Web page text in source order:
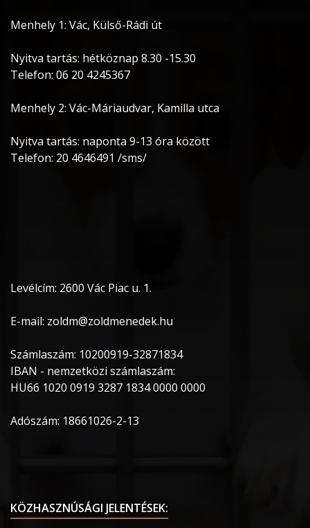
Menhely 1: Vác, Külső-Rádi út
Nyitva tartás: hétköznap 8.30 -15.30
Telefon: 06 20 4245367
Menhely 2: Vác-Máriaudvar, Kamilla utca
Nyitva tartás: naponta 9-13 óra között
Telefon: 20 4646491 /sms/
Levélcím: 2600 Vác Piac u. 1.
E-mail: zoldm@zoldmenedek.hu
Számlaszám: 10200919-32871834
IBAN - nemzetközi számlaszám:
HU66 1020 0919 3287 1834 0000 0000
Adószám: 18661026-2-13
KÖZHASZNÚSÁGI JELENTÉSEK: